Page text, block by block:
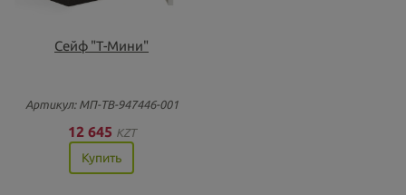
Сейф "Т-Мини"
Артикул: МП-ТВ-947446-001
12 645 KZT
Купить